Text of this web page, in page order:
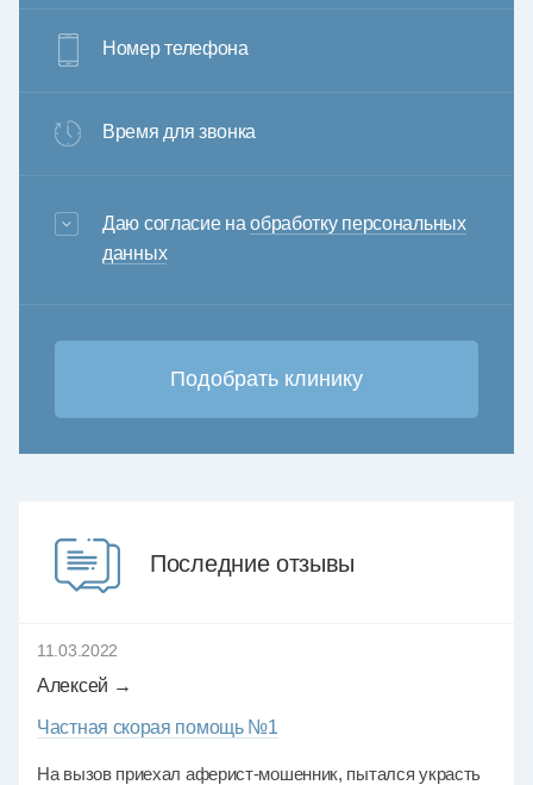
Номер телефона
Время для звонка
3+6=
Даю согласие наобработку персональных
данных
Последние отзывы
11.03.2022
Алексей →
Частная скорая помощь №1
На вызов приехал аферист-мошенник, пытался украсть